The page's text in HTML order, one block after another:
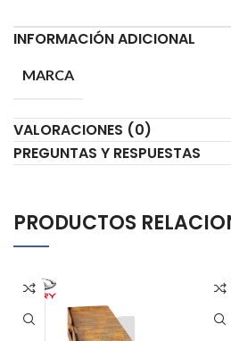
INFORMACIÓN ADICIONAL
MARCA
VALORACIONES (0)
PREGUNTAS Y RESPUESTAS
PRODUCTOS